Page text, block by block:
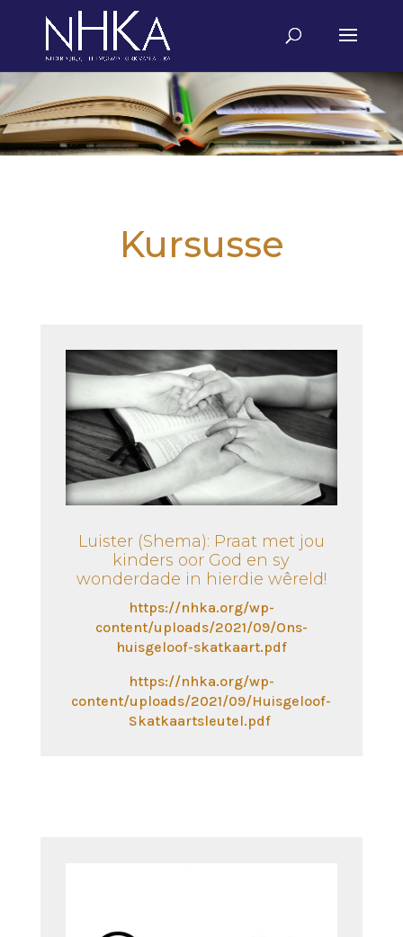
Kursusse
Luister (Shema): Praat met jou
kinders oor God en sy
wonderdade in hierdie wêreld!
https://nhka.org/wp-
content/uploads/2021/09/Ons-
huisgeloof-skatkaart.pdf
https://nhka.org/wp-
content/uploads/2021/09/Huisgeloof-
Skatkaartsleutel.pdf